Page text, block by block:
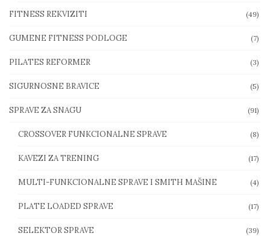
FITNESS REKVIZITI (49)
GUMENE FITNESS PODLOGE (7)
PILATES REFORMER (3)
SIGURNOSNE BRAVICE (5)
SPRAVE ZA SNAGU (91)
CROSSOVER FUNKCIONALNE SPRAVE (8)
KAVEZI ZA TRENING (17)
MULTI-FUNKCIONALNE SPRAVE I SMITH MAŠINE (4)
PLATE LOADED SPRAVE (17)
SELEKTOR SPRAVE (39)